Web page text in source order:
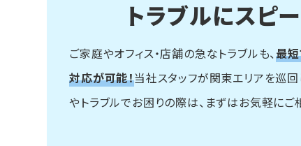
トラブルにスピ
ご家庭やオフィス・店舗の急なトラブルも、最短
対応が可能！当社スタッフが関東エリアを巡
やトラブルでお困りの際は、まずはお気軽にご